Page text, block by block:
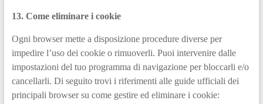
13. Come eliminare i cookie
Ogni browser mette a disposizione procedure diverse per
impedire l’uso dei cookie o rimuoverli. Puoi intervenire dalle
impostazioni del tuo programma di navigazione per bloccarli e/o
cancellarli. Di seguito trovi i riferimenti alle guide ufficiali dei
principali browser su come gestire ed eliminare i cookie: